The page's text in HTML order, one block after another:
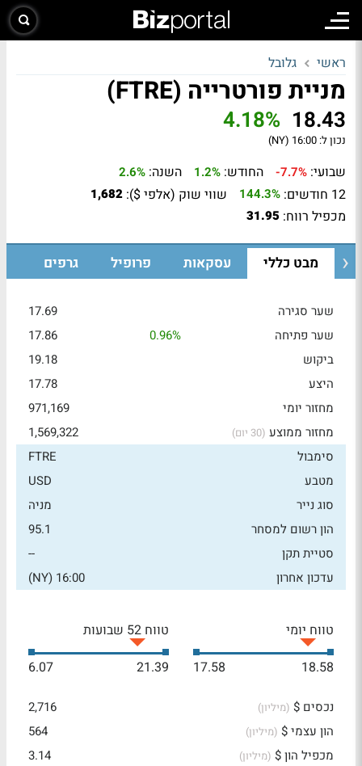
ראשי גלובל
מניית פורטרייה (FTRE)
18.43
4.18%
נכון ל: 16:00 (NY)
שבועי: -7.7% החודש: 1.2% השנה: 2.6%
12 חודשים: 144.3% שווי שוק (אלפי $): 1,682
מכפיל רווח: 31.95
מבט כללי עסקאות פרופיל גרפים
שער סגירה
17.69
שער פתיחה
0.96%
17.86
ביקוש
19.18
היצע
17.78
מחזור יומי
971,169
מחזור ממוצע (30 יום)
1,569,322
סימבול
FTRE
מטבע
USD
סוג נייר
מניה
הון רשום למסחר
95.1
סטיית תקן
--
עדכון אחרון
16:00 (NY)
טווח יומי
18.58
17.58
טווח 52 שבועות
21.39
6.07
נכסים $ (מיליון)
2,716
הון עצמי $ (מיליון)
564
מכפיל הון $ (מיליון)
3.14